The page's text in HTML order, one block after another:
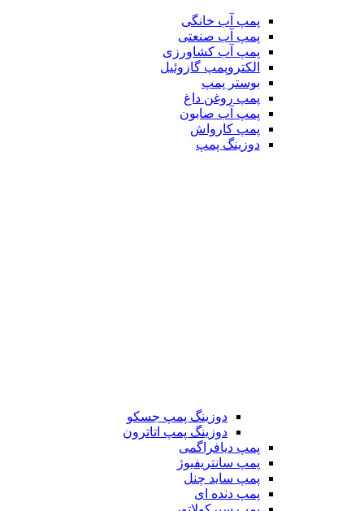
پمپ آب خانگی
پمپ آب صنعتی
پمپ آب کشاورزی
الکتروپمپ گازوئیل
بوستر پمپ
پمپ روغن داغ
پمپ آب صابون
پمپ کارواش
دوزینگ پمپ
دوزینگ پمپ جسکو
دوزینگ پمپ اتاترون
پمپ دیافراگمی
پمپ سانتریفیوژ
پمپ ساید چنل
پمپ دنده ای